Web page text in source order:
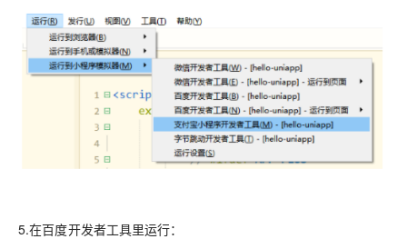
5.在百度开发者工具里运行：